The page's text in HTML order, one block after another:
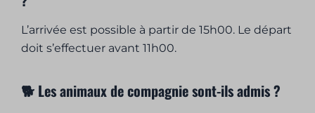
L’arrivée est possible à partir de 15h00. Le départ
doit s’effectuer avant 11h00.
🐕 Les animaux de compagnie sont-ils admis ?